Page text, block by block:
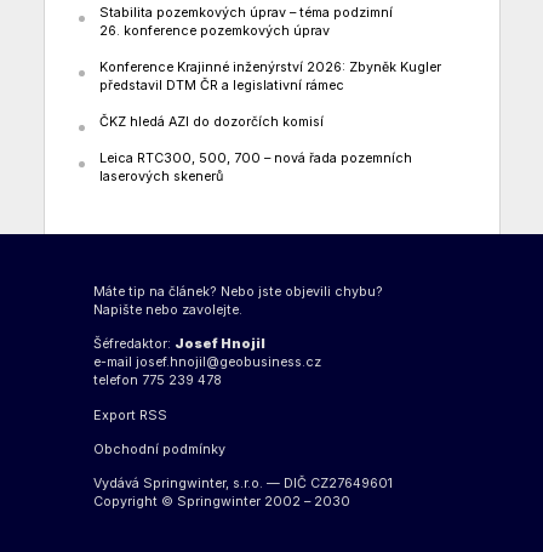
Stabilita pozemkových úprav – téma podzimní
26. konference pozemkových úprav
Konference Krajinné inženýrství 2026: Zbyněk Kugler
představil DTM ČR a legislativní rámec
ČKZ hledá AZI do dozorčích komisí
Leica RTC300, 500, 700 – nová řada pozemních
laserových skenerů
Máte tip na článek? Nebo jste objevili chybu?
Napište nebo zavolejte.
Šéfredaktor: Josef Hnojil
e-mail josef.hnojil@geobusiness.cz
telefon 775 239 478
Export RSS
Obchodní podmínky
Vydává Springwinter, s.r.o. — DIČ CZ27649601
Copyright © Springwinter 2002 – 2030